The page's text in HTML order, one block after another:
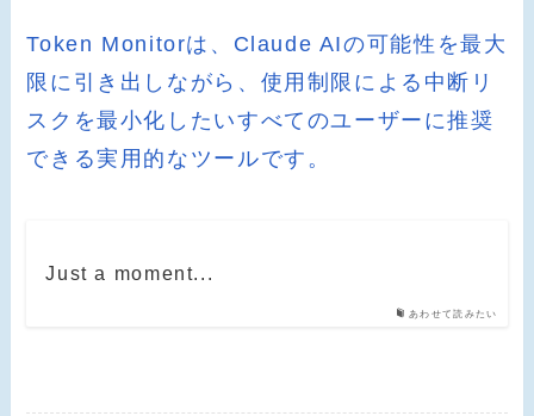
Token Monitorは、Claude AIの可能性を最大
限に引き出しながら、使用制限による中断リ
スクを最小化したいすべてのユーザーに推奨
できる実用的なツールです。
あわせて読みたい
Just a moment...